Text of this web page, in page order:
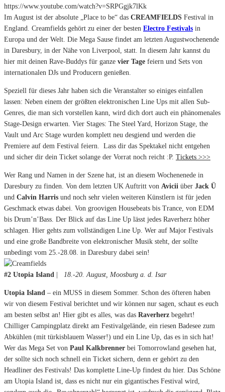
https://www.youtube.com/watch?v=SRPGgjk7lKk
Im August ist der absolute „Place to be“ das CREAMFIELDS Festival in
England. Creamfields gehört zu einer der besten Electro Festivals in
Europa und der Welt. Die Mega Sause findet am letzten Augustwochenende
in Daresbury, in der Nähe von Liverpool, statt. In diesem Jahr kannst du
hier mit deinen Rave-Buddys für ganze vier Tage feiern und Sets von
internationalen DJs und Producern genießen.
Speziell für dieses Jahr haben sich die Veranstalter so einiges einfallen
lassen: Neben einem der größten elektronischen Line Ups mit allen Sub-
Genres, die man sich vorstellen kann, wird dich dort auch ein phänomenales
Stage-Design erwarten. Vier Stages: The Steel Yard, Horizon Stage, the
Vault und Arc Stage wurden komplett neu desgiend und werden die
Premiere auf dem Festival feiern. Lass dir das Spektakel nicht entgehen
und sicher dir dein Ticket solange der Vorrat noch reicht :P. Tickets >>>
Wer Rang und Namen in der Szene hat, ist an diesem Wochenenede in
Daresbury zu finden. Von dem letzten UK Auftritt von Avicii über Jack Ü
und Calvin Harris und noch sehr vielen weiteren Künstlern ist für jeden
Geschmack etwas dabei. Von groovigen Housebeats bis Trance, von EDM
bis Drum’n’Bass. Der Blick auf das Line Up lässt jedes Raverherz höher
schlagen. Hier gehts zum vollständigen Line Up. Wer auf Major Festivals
und eine große Bandbreite von elektronischer Musik steht, der sollte
unbedingt vom 25.-28.08. in Daresbury dabei sein!
#2 Utopia Island 18.-20. August, Moosburg a. d. Isar
Utopia Island – ein MUSS in diesem Sommer. Schon des öfteren haben
wir von diesem Festival berichtet und wir können nur sagen, schaut es euch
am besten selbst an! Hier gibt es alles, was das Raverherz begehrt!
Chilliger Campingplatz direkt am Festivalgelände, ein riesen Badesee zum
Abkühlen (mit türkisblauem Wasser!) und ein Line Up, das es in sich hat!
Wer das Mega Set von Paul Kalkbrenner bei Tomorrowland gesehen hat,
der sollte sich noch schnell ein Ticket sichern, denn er gehört zu den
Headliner des Festivals! Das komplette Line-Up findest du hier. Das Schöne
am Utopia Island ist, dass es nicht nur ein gigantisches Festival wird,